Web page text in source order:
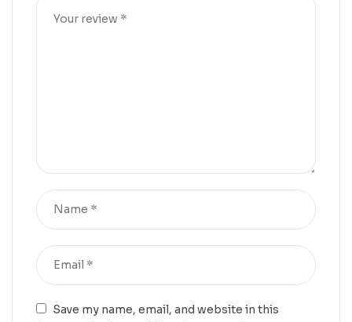
Save my name, email, and website in this